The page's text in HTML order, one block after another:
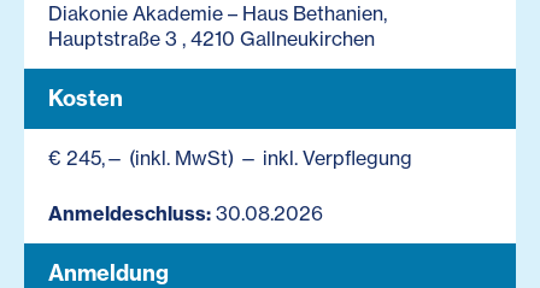
Diakonie Akademie – Haus Bethanien,
Hauptstraße 3 , 4210 Gallneukirchen
Kosten
€ 245,— (inkl. MwSt) — inkl. Verpflegung
Anmeldeschluss: 30.08.2026
Anmeldung